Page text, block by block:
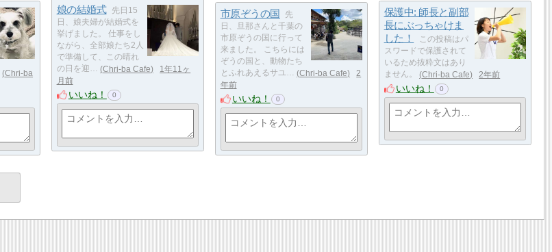
娘の結婚式
先日15
日、娘夫婦が結婚式を
挙げました。 仕事をし
ながら、全部娘たち2人
で準備して、この晴れ
の日を迎…
Chri-ba Cafe
1年11ヶ
月前
いいね！ 0
Chri-ba
保護中: 師長と副部
長にぶっちゃけま
した！
この投稿はパ
スワードで保護されて
いるため抜粋文はあり
ません。
Chri-ba Cafe 2年前
いいね！ 0
市原ぞうの国
先
日、旦那さんと千葉の
市原ぞうの国に行って
来ました。 こちらには
ぞうの国と、動物たち
とふれあえるサユ…
Chri-ba Cafe
2
年前
いいね！ 0